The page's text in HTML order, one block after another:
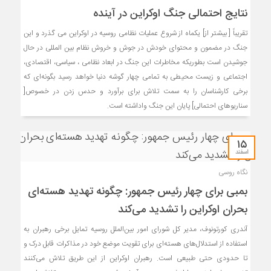
نتایج احتمالی جنگ اوکراین در آینده
تقریباً [ بیشتر از] یکماه از شروع عملیات نظامی روسیه در اوکراین می گذرد و این
جنگ در مضمون و محتوای خودش در جوش و خروش نظام بین المللی در حال
جوشیدن است بطوریکه مخاطرات این جنگ در ابعاد نظامی ، سیاسی، اقتصادی،
اجتماعی و زیست محیطی به تمامی چهار گوشه دنیا خواهد رسید بگونه‌ای که
برخی کارشناسان را به سمت تلاش برای برآورد و حدس زدن در خصوص[
سناریوهای احتمالی] پایان این جنگ واداشته است.
۱۵
اسفند
نگاه روسی
بمبی برای چهار رئیس جمهور: چگونه تهدید هسته‌ای
بحران اوکراین را تشدید می‌کند
آندری کورتونوف، مدیر کل شورای امور بین‌الملل روسیه تمایل برخی رهبران به
استفاده از استدلال‌های هسته‌ای برای تقویت موضع خود در مذاکرات قابل درک و
تا حدودی حتی طبیعی است. رهبران اوکراین از این طریق تلاش می‌کنند